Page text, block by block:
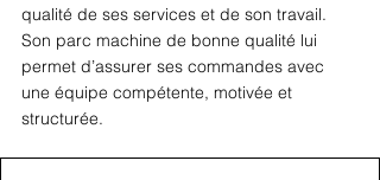
qualité de ses services et de son travail.
Son parc machine de bonne qualité lui
permet d’assurer ses commandes avec
une équipe compétente, motivée et
structurée.